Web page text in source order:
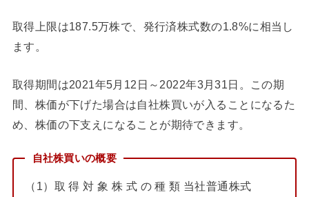
取得上限は187.5万株で、発行済株式数の1.8%に相当し
ます。
取得期間は2021年5月12日～2022年3月31日。この期
間、株価が下げた場合は自社株買いが入ることになるた
め、株価の下支えになることが期待できます。
自社株買いの概要
（1）取 得 対 象 株 式 の 種 類 当社普通株式